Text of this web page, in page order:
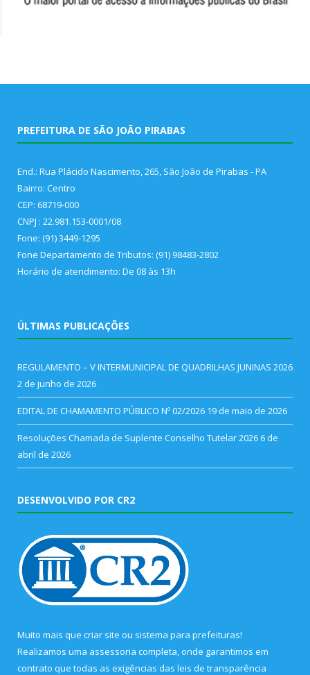
PREFEITURA DE SÃO JOÃO PIRABAS
End.: Rua Plácido Nascimento, 265, São João de Pirabas - PA
Bairro: Centro
CEP: 68719-000
CNPJ : 22.981.153-0001/08
Fone: (91) 3449-1295
Fone Departamento de Tributos: (91) 98483-2802
Horário de atendimento: De 08 às 13h
ÚLTIMAS PUBLICAÇÕES
REGULAMENTO – V INTERMUNICIPAL DE QUADRILHAS JUNINAS 2026
2 de junho de 2026
EDITAL DE CHAMAMENTO PÚBLICO Nº 02/2026 19 de maio de 2026
Resoluções Chamada de Suplente Conselho Tutelar 2026 6 de
abril de 2026
DESENVOLVIDO POR CR2
Muito mais que criar site ou sistema para prefeituras!
Realizamos uma assessoria completa, onde garantimos em
contrato que todas as exigências das leis de transparência